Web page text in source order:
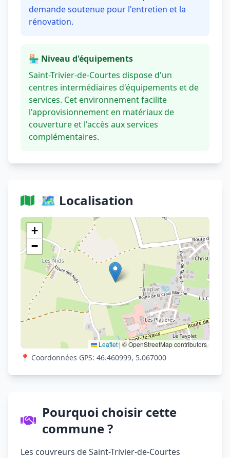
demande soutenue pour l'entretien et la
rénovation.
🏪 Niveau d'équipements
Saint-Trivier-de-Courtes dispose d'un
centres intermédiaires d'équipements et de
services. Cet environnement facilite
l'approvisionnement en matériaux de
couverture et l'accès aux services
complémentaires.
🗺️ Localisation
+
−
Leaflet|© OpenStreetMap contributors
Voir sur OpenStreetMap
📍 Coordonnées GPS: 46.460999, 5.067000
Pourquoi choisir cette
commune ?
Les couvreurs de Saint-Trivier-de-Courtes